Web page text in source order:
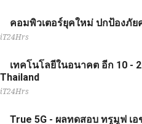
คอมพิวเตอร์ยุคใหม่ ปกป้องภัย
iT24Hrs
เทคโนโลยีในอนาคต อีก 10 -
Thailand
iT24Hrs
True 5G - ผลทดสอบ ทรูมูฟ เ